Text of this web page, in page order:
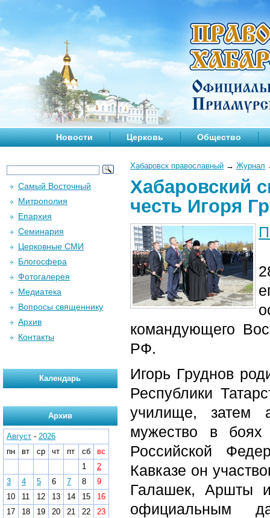
Новости Церковь Общество
Хабаровск православный → Журнал
Хабаровский
честь Игоря
командующего
РФ.
Игорь Груднов
Республики
училище, затем
мужество в
Российской
Кавказе он
Галашек, Аршты
официальным
Самый Восточный
Митрополия
Епархия
Семинария
Церковные СМИ
Блогосфера
Фотогалерея
Медиатека
Вопросы священнику
Архив
Контакты
Календарь
Архив
Август - 2026
пн
вт ср чт пт сб
вс
1
2
3
4 5 6 7 8
9
10
11 12 13 14 15
16
17
18 19 20 21 22
23